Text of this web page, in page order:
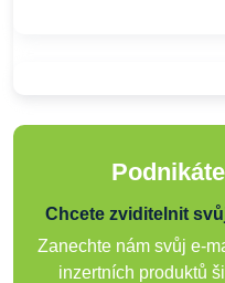
Chcete zviditelnit
Zanechte nám svůj e-
inzertních produktů